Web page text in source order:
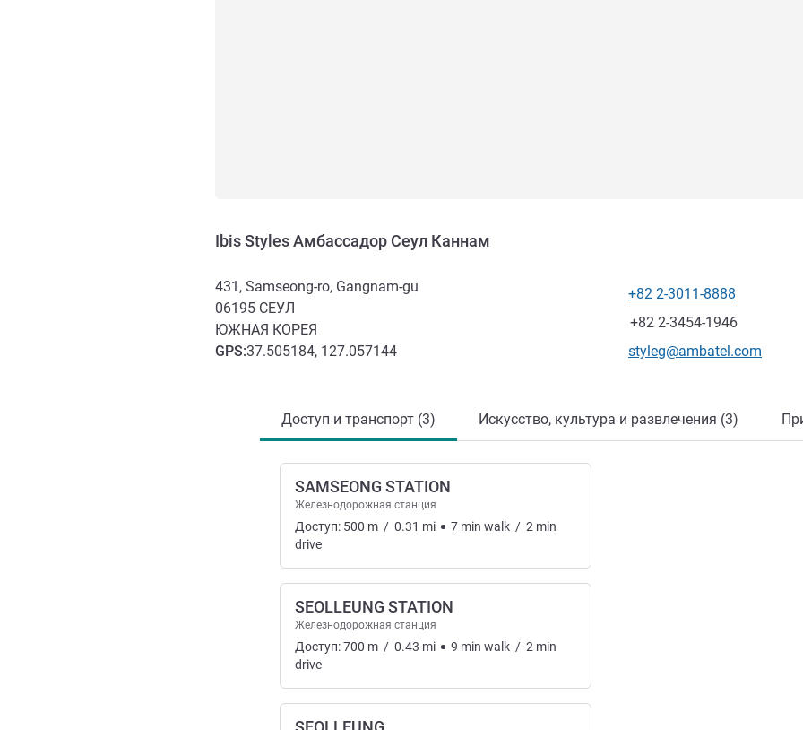
Ibis Styles Амбассадор Сеул Каннам
431, Samseong-ro, Gangnam-gu
06195 СЕУЛ
ЮЖНАЯ КОРЕЯ
GPS:37.505184, 127.057144
Телефон
+82 2-3011-8888
Факс
+82 2-3454-1946
Контактный адрес
styleg@ambatel.com
Доступ и транспорт (3) Искусство, культура и развлечения (3)
SAMSEONG STATION
Железнодорожная станция
Доступ: 500 m / 0.31 mi 7 min walk / 2 min
drive
SEOLLEUNG STATION
Железнодорожная станция
Доступ:700 m / 0.43 mi 9 min walk / 2 min
drive